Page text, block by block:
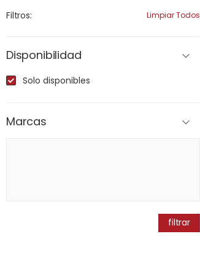
Filtros: Limpiar Todos
Disponibilidad
Solo disponibles
Marcas
filtrar